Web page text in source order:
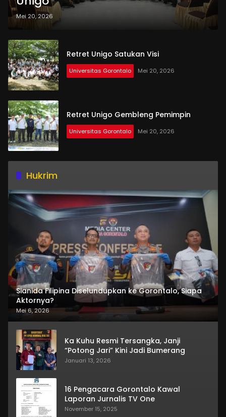
Mei 20, 2026
Retret Unigo Satukan Visi
Universitas Gorontalo Mei 20, 2026
Retret Unigo Gembleng Pemimpin
Universitas Gorontalo Mei 20, 2026
Hukrim
Sianida Filipina Diselundupkan ke Gorontalo, Siapa
Aktornya?
Mei 6, 2026
Ka Kuhu Resmi Tersangka, Janji
“Potong Jari” Kini Jadi Bumerang
Januari 13, 2026
16 Pengacara Gorontalo Kawal
Laporan Jurnalis TV One
November 15, 2025